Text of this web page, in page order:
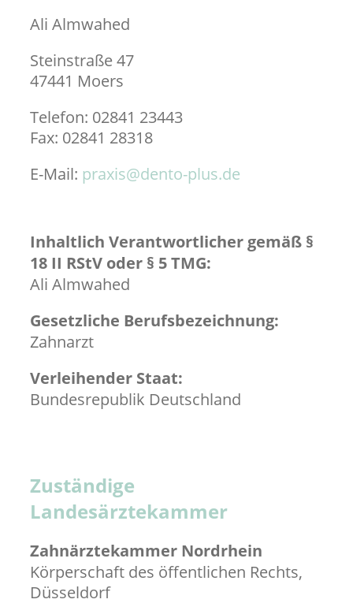
Ali Almwahed
Steinstraße 47
47441 Moers
Telefon: 02841 23443
Fax: 02841 28318
E-Mail: praxis@dento-plus.de
Inhaltlich Verantwortlicher gemäß §
18 II RStV oder § 5 TMG:
Ali Almwahed
Gesetzliche Berufsbezeichnung:
Zahnarzt
Verleihender Staat:
Bundesrepublik Deutschland
Zuständige
Landesärztekammer
Zahnärztekammer Nordrhein
Körperschaft des öffentlichen Rechts,
Düsseldorf